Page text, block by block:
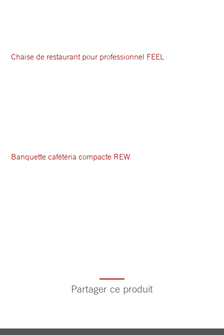
Chaise de restaurant pour professionnel FEEL
Banquette cafétéria compacte REW
Partager ce produit